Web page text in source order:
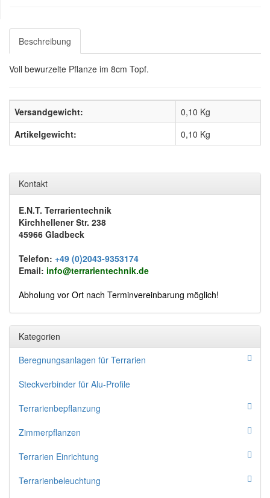
Beschreibung
Voll bewurzelte Pflanze im 8cm Topf.
Versandgewicht:
0,10 Kg
Artikelgewicht:
0,10 Kg
Kontakt
E.N.T. Terrarientechnik
Kirchhellener Str. 238
45966 Gladbeck
Telefon: +49 (0)2043-9353174
Email: info@terrarientechnik.de
Abholung vor Ort nach Terminvereinbarung möglich!
Kategorien
Beregnungsanlagen für Terrarien
Steckverbinder für Alu-Profile
Terrarienbepflanzung
Zimmerpflanzen
Terrarien Einrichtung
Terrarienbeleuchtung